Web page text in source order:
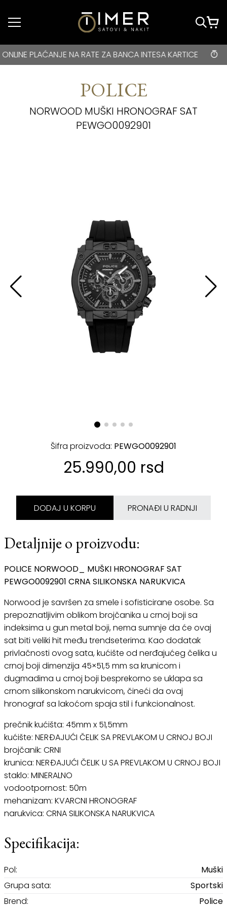
Idi do glavnog
BESPLATNA DOSTAVA za kupovine veće od 3000 rsd •
NA RATE ZA BANCA INTESA KARTICE
POLICE
NORWOOD MUŠKI HRONOGRAF SAT
PEWGO0092901
Šifra proizvoda: PEWGO0092901
25.990,00 rsd
DODAJ U KORPU PRONAĐI U RADNJI
Detaljnije o proizvodu:
POLICE NORWOOD_ MUŠKI HRONOGRAF SAT
PEWGO0092901 CRNA SILIKONSKA NARUKVICA
Norwood je savršen za smele i sofisticirane osobe. Sa
prepoznatljivim oblikom brojčanika u crnoj boji sa
indeksima u gun metal boji, nema sumnje da će ovaj
sat biti veliki hit među trendseterima. Kao dodatak
privlačnosti ovog sata, kućište od nerđajućeg čelika u
crnoj boji dimenzija 45×51,5 mm sa krunicom i
dugmadima u crnoj boji besprekorno se uklapa sa
crnom silikonskom narukvicom, čineći da ovaj
hronograf sa lakoćom spaja stil i funkcionalnost.
prečnik kućišta: 45mm x 51,5mm
kućište: NERĐAJUĆI ČELIK SA PREVLAKOM U CRNOJ BOJI
brojčanik: CRNI
krunica: NERĐAJUĆI ČELIK U SA PREVLAKOM U CRNOJ BOJI
staklo: MINERALNO
vodootpornost: 50m
mehanizam: KVARCNI HRONOGRAF
narukvica: CRNA SILIKONSKA NARUKVICA
Specifikacija:
Pol:
Muški
Grupa sata:
Sportski
Brend:
Police